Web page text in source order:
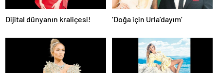
Dijital dünyanın kraliçesi! ‘Doğa için Urla’dayım’